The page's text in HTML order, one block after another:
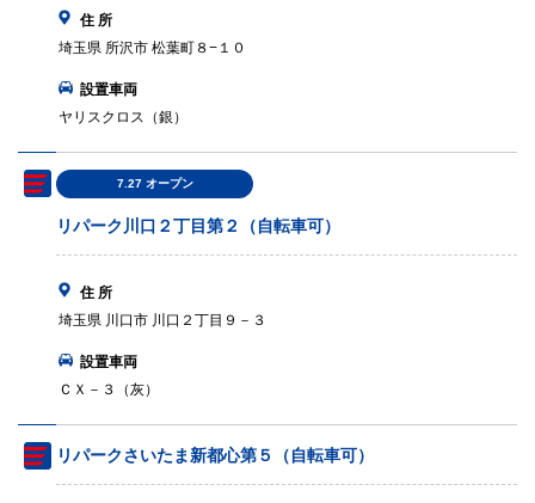
住 所
埼玉県 所沢市 松葉町８−１０
設置車両
ヤリスクロス（銀）
7.27 オープン
リパーク川口２丁目第２（自転車可）
住 所
埼玉県 川口市 川口２丁目９－３
設置車両
ＣＸ－３（灰）
リパークさいたま新都心第５（自転車可）